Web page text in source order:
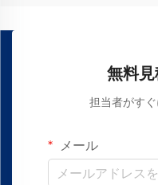
無料
担当者がすぐ
メール